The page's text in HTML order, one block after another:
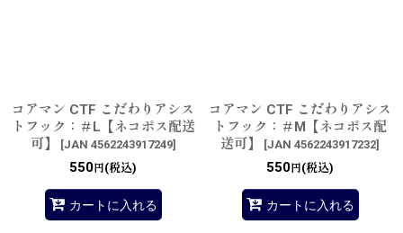
コアマン CTF こだわりアシス
トフック：＃L【ネコポス配送
可】
[JAN 4562243917249]
550 円(税込)
カートに入れる
コアマン CTF こだわりアシス
トフック：＃M【ネコポス配
送可】
[JAN 4562243917232]
550 円(税込)
カートに入れる